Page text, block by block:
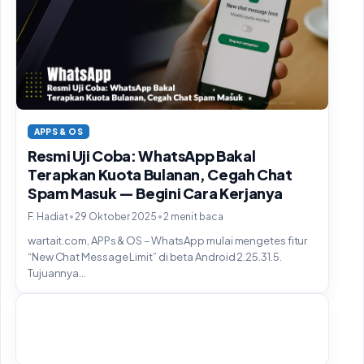
APPS & OS
Resmi Uji Coba: WhatsApp Bakal
Terapkan Kuota Bulanan, Cegah Chat
Spam Masuk — Begini Cara Kerjanya
F. Hadiat•29 Oktober 2025 •2 menit baca
wartait.com, APPs & OS – WhatsApp mulai mengetes fitur
“New Chat Message Limit” di beta Android 2.25.31.5.
Tujuannya...